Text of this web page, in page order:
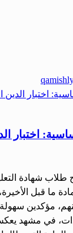
اختبار
طلاب شهادة
ما قبل
مؤكدين سهولة
في مشهد